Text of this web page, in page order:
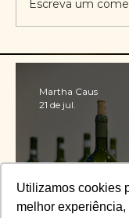
Utilizamos cookies
melhor
Escreva um
Martha Caus
21 de jul.